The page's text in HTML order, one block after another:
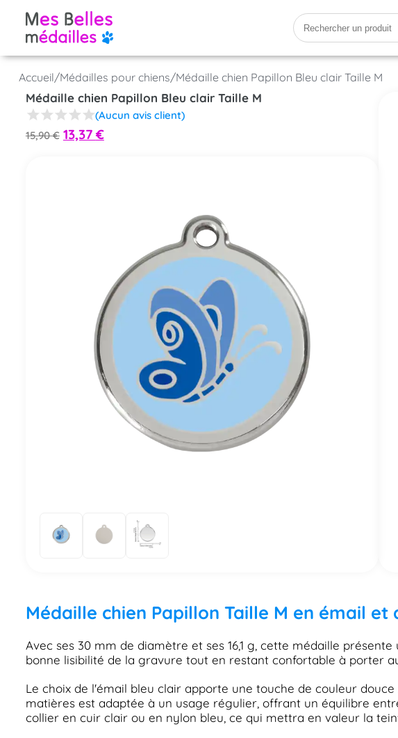
Accueil/Médailles pour chiens/Médaille chien Papillon Bleu clair Taille M
Médaille chien Papillon Bleu clair Taille M
(Aucun avis client)
15,90€ 13,37 €
Médaille chien Papillon Taille M en émail et
Avec ses 30 mm de diamètre et ses 16,1 g, cette médaille
bonne lisibilité de la gravure tout en restant confortable à porter
Le choix de l'émail bleu clair apporte une touche de couleur
matières est adaptée à un usage régulier, offrant un équilibre
collier en cuir clair ou en nylon bleu, ce qui mettra en valeur la